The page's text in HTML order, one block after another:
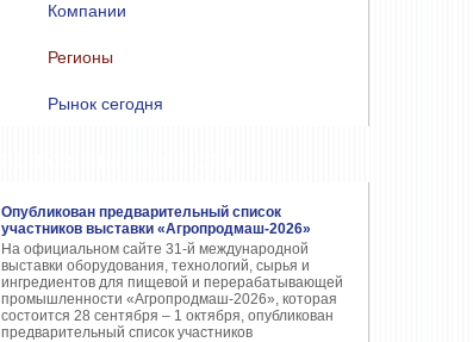
Компании
Регионы
Рынок сегодня
Опубликован предварительный список
участников выставки «Агропродмаш-2026»
На официальном сайте 31-й международной
выставки оборудования, технологий, сырья и
ингредиентов для пищевой и перерабатывающей
промышленности «Агропродмаш-2026», которая
состоится 28 сентября – 1 октября, опубликован
предварительный список участников